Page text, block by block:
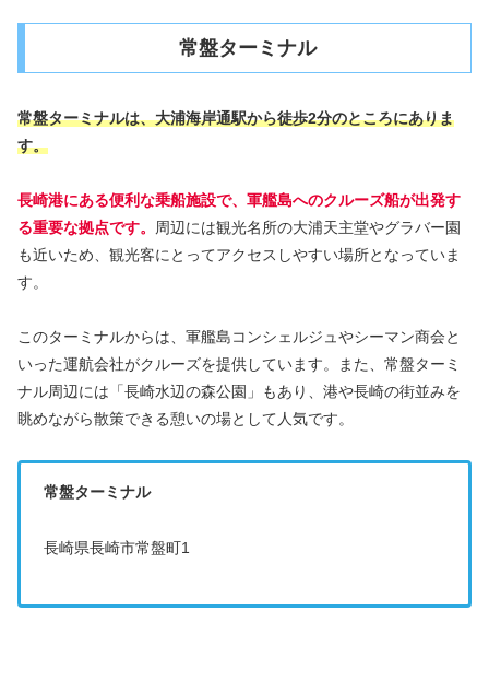
常盤ターミナル
常盤ターミナルは、大浦海岸通駅から徒歩2分のところにありま
す。
長崎港にある便利な乗船施設で、軍艦島へのクルーズ船が出発す
る重要な拠点です。
周辺には観光名所の大浦天主堂やグラバー園
も近いため、観光客にとってアクセスしやすい場所となっていま
す。
このターミナルからは、軍艦島コンシェルジュやシーマン商会と
いった運航会社がクルーズを提供しています。また、常盤ターミ
ナル周辺には「長崎水辺の森公園」もあり、港や長崎の街並みを
眺めながら散策できる憩いの場として人気です。
常盤ターミナル
長崎県長崎市常盤町1